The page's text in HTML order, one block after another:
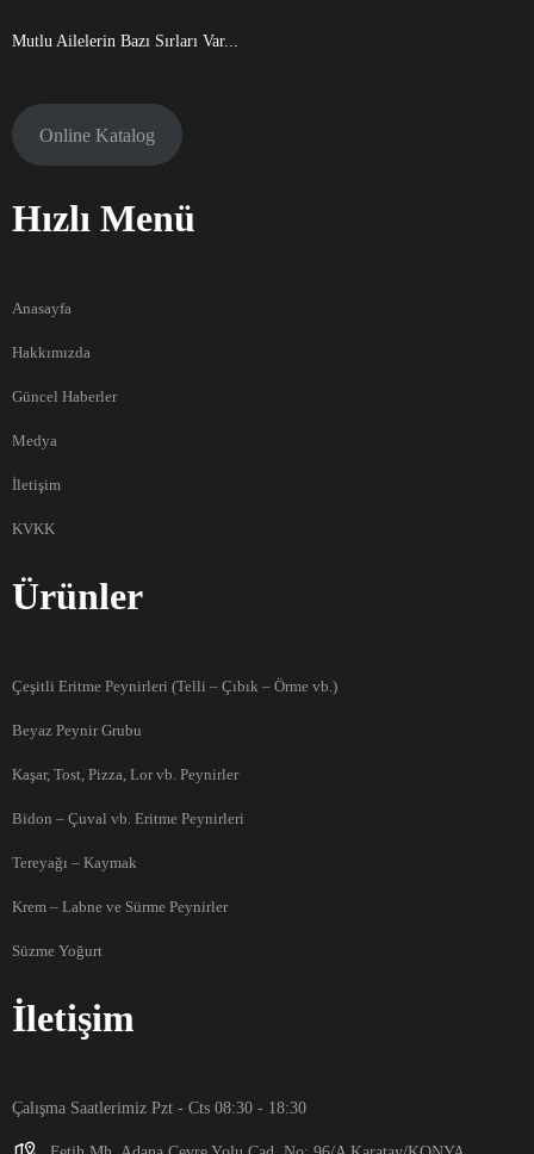
Mutlu Ailelerin Bazı Sırları Var...
Online Katalog
Hızlı Menü
Anasayfa
Hakkımızda
Güncel Haberler
Medya
İletişim
KVKK
Ürünler
Çeşitli Eritme Peynirleri (Telli – Çıbık – Örme vb.)
Beyaz Peynir Grubu
Kaşar, Tost, Pizza, Lor vb. Peynirler
Bidon – Çuval vb. Eritme Peynirleri
Tereyağı – Kaymak
Krem – Labne ve Sürme Peynirler
Süzme Yoğurt
İletişim
Çalışma Saatlerimiz Pzt - Cts 08:30 - 18:30